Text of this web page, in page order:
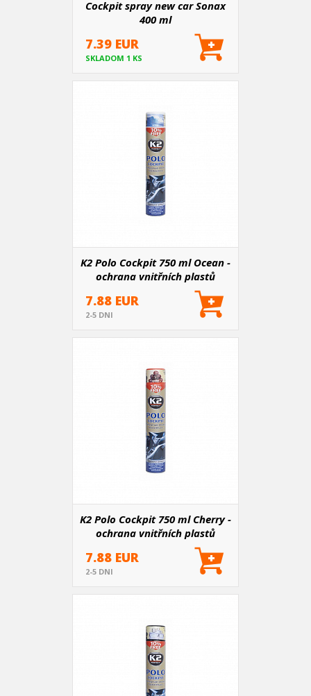
Cockpit spray new car Sonax
400 ml
7.39 EUR
SKLADOM 1 KS
K2 Polo Cockpit 750 ml Ocean -
ochrana vnitřních plastů
7.88 EUR
2-5 DNI
K2 Polo Cockpit 750 ml Cherry -
ochrana vnitřních plastů
7.88 EUR
2-5 DNI